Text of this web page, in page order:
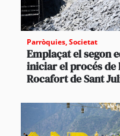
Parròquies,Societat
Emplaçat el segon
iniciar el procés de
Rocafort de Sant